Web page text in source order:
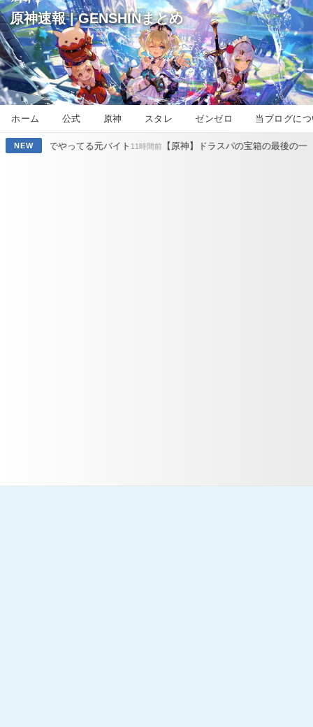
原神速報 | GENSHINまとめ
ホーム 公式 原神 スタレ ゼンゼロ 当ブログに
NEW
てる元バイト11時間前【原神】ドラスパの宝箱の最後の一個が見つからない